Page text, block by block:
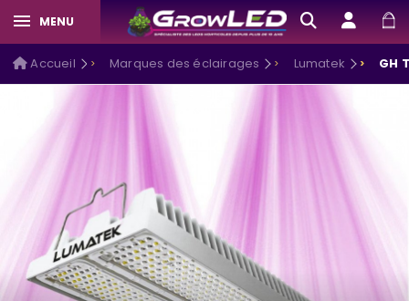
MENU
Accueil Marques des éclairages Lumatek GH